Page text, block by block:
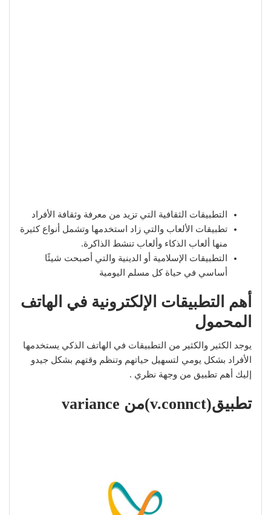
التطبيقات الثقافية التي تزيد من معرفة وثقافة الأفراد
تطبيقات الألعاب والتي زاد استخدمها وتشمل أنواع كثيرة
منها ألعاب الذكاء وألعاب تنشط الذاكرة.
التطبيقات الإسلامية أو الدينية والتي أصبحت شيئًا
أساسي في حياة كل مسلم اليومية
أهم التطبيقات الإلكترونية في الهاتف
المحمول
يوجد الكثير والكثير من التطبيقات في الهاتف الذكي يستخدمها
الأفراد بشكل يومي لتسهيل حياتهم وتنظم وقتهم بشكل جيدو
إليك أهم تطبيق من وجهة نظري .
تطبيق(v.connct)من variance